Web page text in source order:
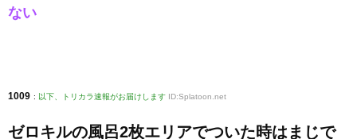
ない
1009 : 以下、トリカラ速報がお届けします ID:Splatoon.net
ゼロキルの風呂2枚エリアでついた時はまじで